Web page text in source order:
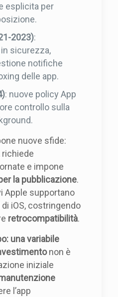
esplicita per
2023):
sicurezza,
notifiche
delle app.
: nuove policy App
controllo sulla
nuove sfide:
richiede
e impone
la pubblicazione.
Apple supportano
iOS, costringendo
retrocompatibilità.
una variabile
non è
iniziale
l’app